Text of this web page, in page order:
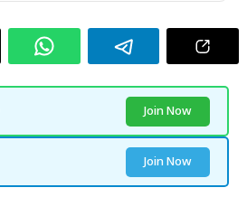
Join Now
Join Now